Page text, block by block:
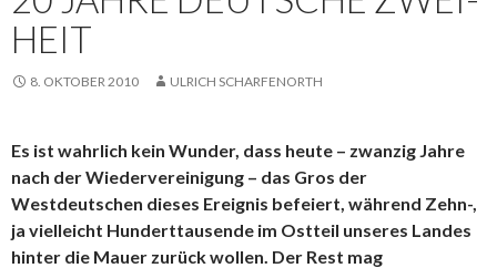
HEIT
8. OKTOBER 2010 ULRICH SCHARFENORTH
Es ist wahrlich kein Wunder, dass heute – zwanzig Jahre
nach der Wiedervereinigung – das Gros der
Westdeutschen dieses Ereignis befeiert, während Zehn-,
ja vielleicht Hunderttausende im Ostteil unseres Landes
hinter die Mauer zurück wollen. Der Rest mag